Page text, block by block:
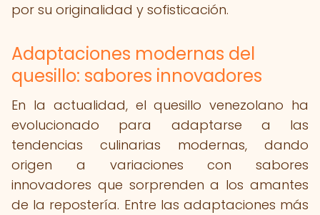
por su originalidad y sofisticación.
Adaptaciones modernas del
quesillo: sabores innovadores
En la actualidad, el quesillo venezolano ha
evolucionado para adaptarse a las
tendencias culinarias modernas, dando
origen a variaciones con sabores
innovadores que sorprenden a los amantes
de la repostería. Entre las adaptaciones más